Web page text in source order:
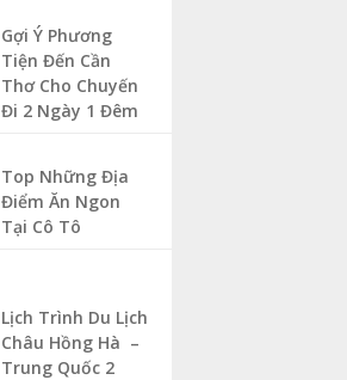
Gợi Ý Phương
Tiện Đến Cần
Thơ Cho Chuyến
Đi 2 Ngày 1 Đêm
Top Những Địa
Điểm Ăn Ngon
Tại Cô Tô
Lịch Trình Du Lịch
Châu Hồng Hà –
Trung Quốc 2